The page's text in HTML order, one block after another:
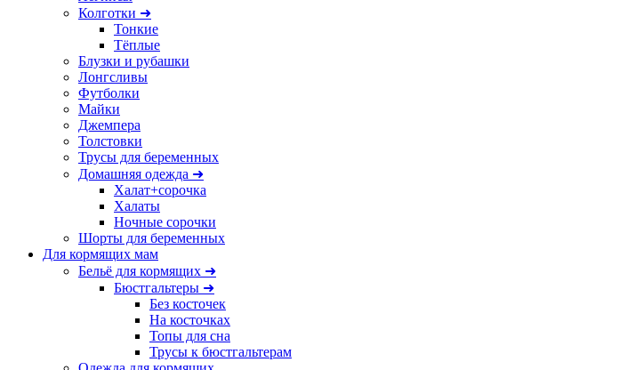
Колготки ➜
Тонкие
Тёплые
Блузки и рубашки
Лонгсливы
Футболки
Майки
Джемпера
Толстовки
Трусы для беременных
Домашняя одежда ➜
Халат+сорочка
Халаты
Ночные сорочки
Шорты для беременных
Для кормящих мам
Бельё для кормящих ➜
Бюстгальтеры ➜
Без косточек
На косточках
Топы для сна
Трусы к бюстгальтерам